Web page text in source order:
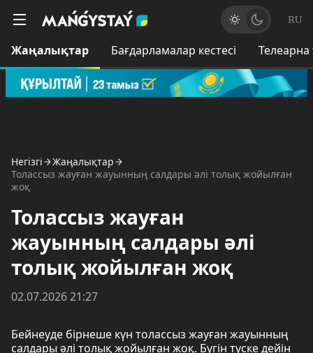
RU
Жаңалықтар Бағдарламалар кестесі
Негізгі
Жаңалықтар
Толассыз жауған жауынның салдары әлі толық жойылған
жоқ
Толассыз жауған
жауынның салдары әлі
толық жойылған жоқ
02.07.2026 21:27
Бейнеуде бірнеше күн толассыз жауған жауынның
салдары әлі толық жойылған жоқ. Бүгін түске дейін